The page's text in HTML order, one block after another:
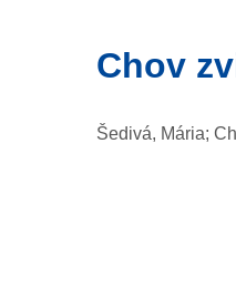
chov
Šedivá, Mária;